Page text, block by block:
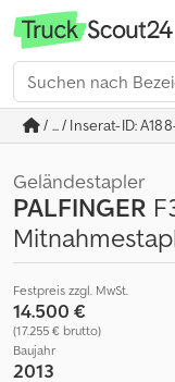
/ ... / Inserat-ID:
Geländestapler
PALFINGER
Festpreis zzgl. MwSt.
14.500 €
(17.255 € brutto)
Baujahr
2013